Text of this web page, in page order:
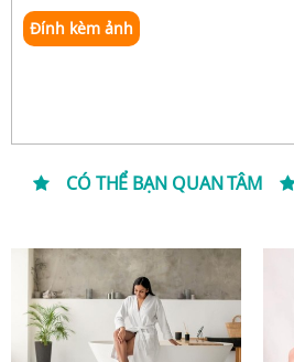
Đính kèm ảnh
CÓ THỂ BẠN QUAN TÂM